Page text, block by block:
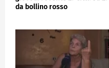
da bollino rosso